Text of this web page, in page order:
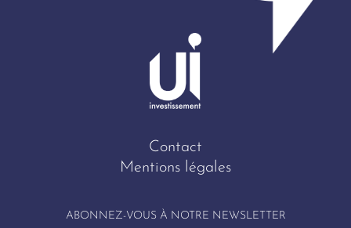
Contact
Mentions légales
ABONNEZ-VOUS À NOTRE NEWSLETTER